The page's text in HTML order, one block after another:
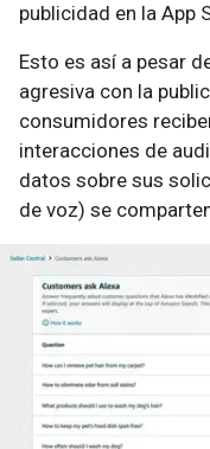
publicidad en la App
Esto es así a pesar
agresiva con la
consumidores
interacciones de
datos sobre sus
de voz) se